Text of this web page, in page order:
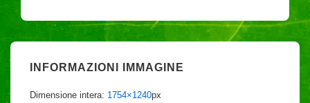
INFORMAZIONI IMMAGINE
Dimensione intera: 1754×1240px